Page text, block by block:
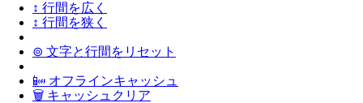
↕ 行間を広く
↕ 行間を狭く
⊚ 文字と行間をリセット
📴 オフラインキャッシュ
🗑 キャッシュクリア